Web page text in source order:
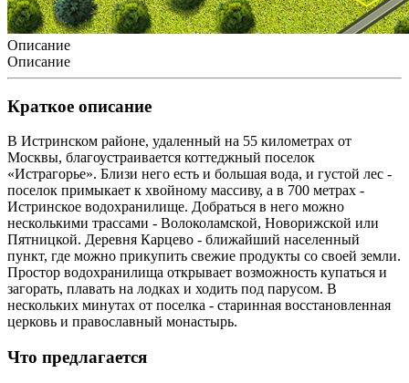
Описание
Описание
Краткое описание
В Истринском районе, удаленный на 55 километрах от
Москвы, благоустраивается коттеджный поселок
«Истрагорье». Близи него есть и большая вода, и густой лес -
поселок примыкает к хвойному массиву, а в 700 метрах -
Истринское водохранилище. Добраться в него можно
несколькими трассами - Волоколамской, Новорижской или
Пятницкой. Деревня Карцево - ближайший населенный
пункт, где можно прикупить свежие продукты со своей земли.
Простор водохранилища открывает возможность купаться и
загорать, плавать на лодках и ходить под парусом. В
нескольких минутах от поселка - старинная восстановленная
церковь и православный монастырь.
Что предлагается